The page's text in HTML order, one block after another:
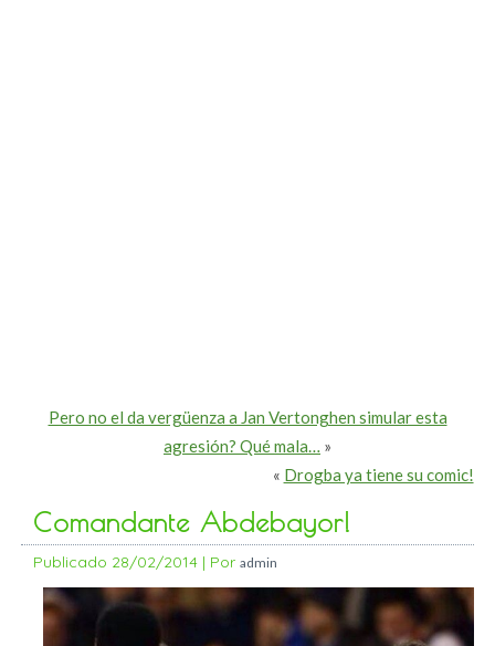
Pero no el da vergüenza a Jan Vertonghen simular esta
agresión? Qué mala… »
« Drogba ya tiene su comic!
Comandante Abdebayor!
Publicado 28/02/2014 | Por admin